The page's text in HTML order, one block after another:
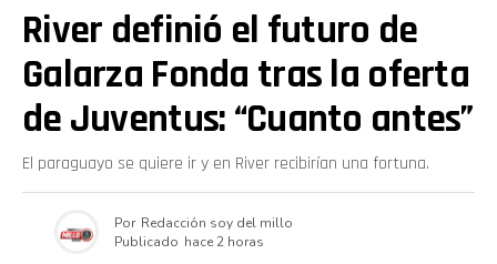
River definió el futuro de
Galarza Fonda tras la oferta
de Juventus: “Cuanto antes”
El paraguayo se quiere ir y en River recibirían una fortuna.
Por Redacción soy del millo
Publicado hace 2 horas